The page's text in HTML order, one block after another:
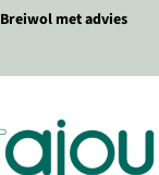
Breiwol met advies